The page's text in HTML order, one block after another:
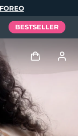
BESTSELLER
Profilo utente